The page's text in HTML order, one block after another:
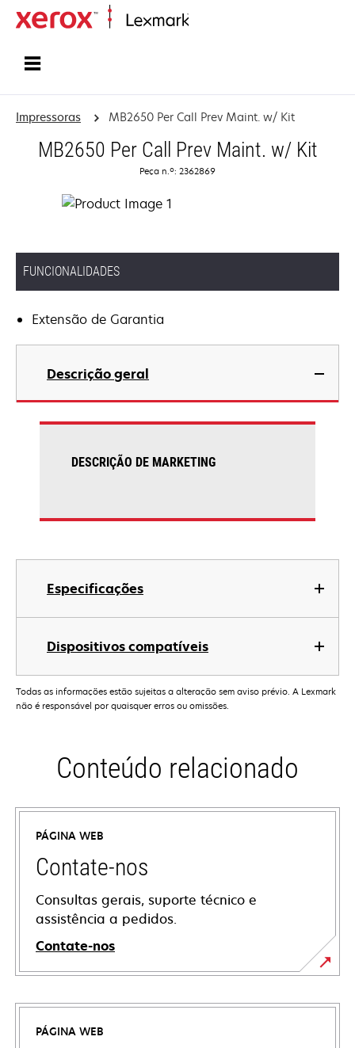
Impressoras MB2650 Per Call Prev Maint. w/ Kit
MB2650 Per Call Prev Maint. w/ Kit
Peça n.º: 2362869
FUNCIONALIDADES
Extensão de Garantia
Descrição geral
Especificações
Dispositivos compatíveis
DESCRIÇÃO DE MARKETING
Todas as informações estão sujeitas a alteração sem aviso prévio. A Lexmark
não é responsável por quaisquer erros ou omissões.
Conteúdo relacionado
PÁGINA WEB
Contate-nos
Consultas gerais, suporte técnico e
assistência a pedidos.
Contate-nos
PÁGINA WEB